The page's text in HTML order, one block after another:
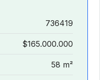
736419
$165.000.000
58 m²